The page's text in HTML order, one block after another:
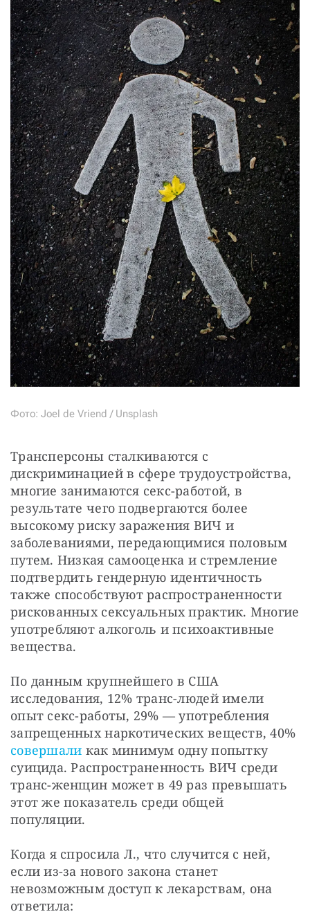
Фото: Joel de Vriend / Unsplash
Трансперсоны сталкиваются с
дискриминацией в сфере трудоустройства,
многие занимаются секс-работой, в
результате чего подвергаются более
высокому риску заражения ВИЧ и
заболеваниями, передающимися половым
путем. Низкая самооценка и стремление
подтвердить гендерную идентичность
также способствуют распространенности
рискованных сексуальных практик. Многие
употребляют алкоголь и психоактивные
вещества.
По данным крупнейшего в США
исследования, 12% транс-людей имели
опыт секс-работы, 29% — употребления
запрещенных наркотических веществ, 40%
совершали как минимум одну попытку
суицида. Распространенность ВИЧ среди
транс-женщин может в 49 раз превышать
этот же показатель среди общей
популяции.
Когда я спросила Л., что случится с ней,
если из-за нового закона станет
невозможным доступ к лекарствам, она
ответила: